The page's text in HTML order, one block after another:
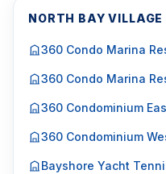
NORTH BAY VILLAGE
360 Condo Marina
360 Condo Marina
360 Condominium
360 Condominium
Bayshore Yacht